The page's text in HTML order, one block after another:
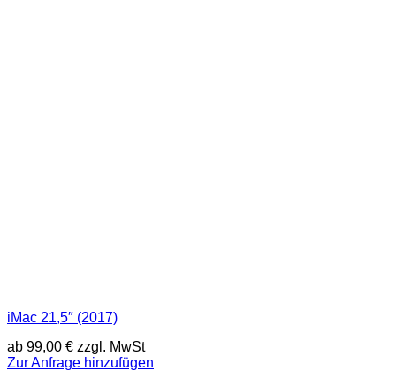
iMac 21,5″ (2017)
ab 99,00 € zzgl. MwSt
Zur Anfrage hinzufügen